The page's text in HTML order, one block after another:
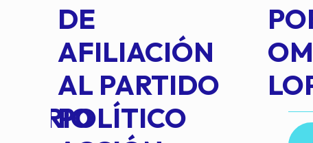
DE
AFILIACIÓN
AL PARTIDO
POLÍTICO